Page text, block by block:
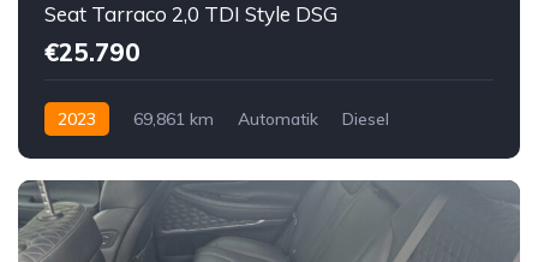
Seat Tarraco 2,0 TDI Style DSG
€25.790
2023 69,861 km Automatik
Diesel